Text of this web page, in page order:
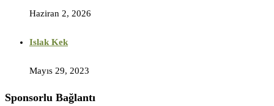
Haziran 2, 2026
Islak Kek
Mayıs 29, 2023
Sponsorlu Bağlantı